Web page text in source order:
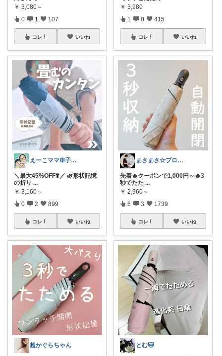
￥ 3,080～
0 1 107
コレ いいね
えーこママꕥ子供達と夏を楽しむぞ☀️
＼最大45%OFF❣️／ 🌿形状記憶
の折り ...
￥ 3,160～
0 2 899
コレ いいね
超かぐらちゃん
￥ 3,980
1 0 415
コレ いいね
まさまさ☆プロフも見てね✨
先着🔥クーポンで1,000円～🔥3
秒でたた ...
￥ 2,960～
6 3 1739
コレ いいね
とむ🐱